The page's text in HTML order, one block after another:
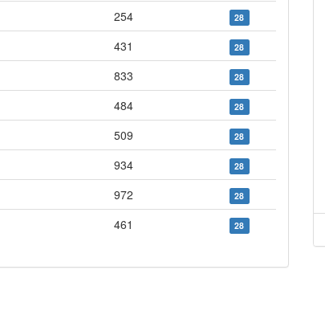
254 28
431 28
833 28
484 28
509 28
934 28
972 28
461 28